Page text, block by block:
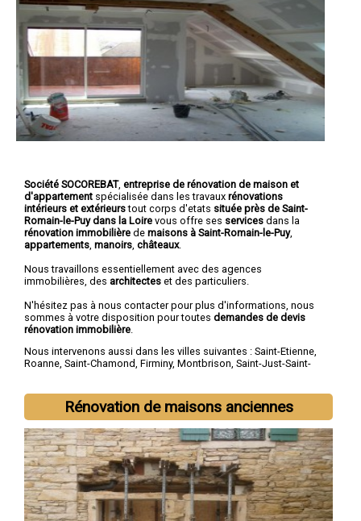
Société SOCOREBAT, entreprise de rénovation de maison et
d'appartement spécialisée dans les travaux rénovations
intérieurs et extérieurstout corps d'etats située près de Saint-
Romain-le-Puy dans la Loire vous offre ses services dans la
rénovation immobilière de maisons à Saint-Romain-le-Puy,
appartements manoirs châteaux.
Nous travaillons essentiellement avec des agences
immobilières, des architectes et des particuliers.
N'hésitez pas à nous contacter pour plus d'informations, nous
sommes à votre disposition pour toutes demandes de devis
rénovation immobilière
Nous intervenons aussi dans les villes suivantes : Saint-Etienne,
Roanne, Saint-Chamond, Firminy, Montbrison, Saint-Just-Saint-
Rénovation de maisons anciennes